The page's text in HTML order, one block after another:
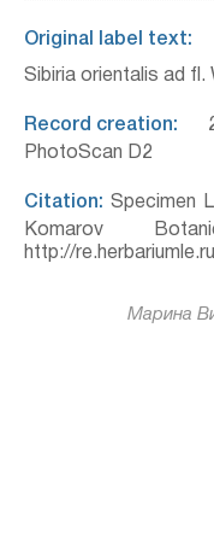
Original label text:
Sibiria orientalis ad fl.
Record creation:
PhotoScan D2
Citation: Specimen
Komarov
http://
Марина